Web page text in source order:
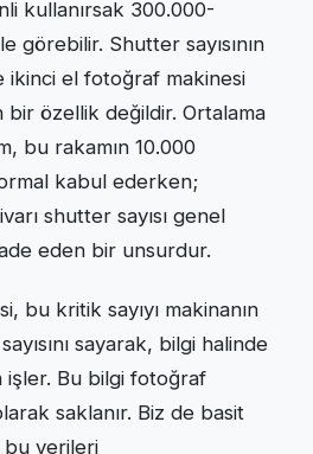
kullanırsak 300.000-
görebilir. Shutter sayısının
ikinci el fotoğraf makinesi
bir özellik değildir. Ortalama
bu rakamın 10.000
kabul ederken;
shutter sayısı genel
eden bir unsurdur.
bu kritik sayıyı makinanın
sayarak, bilgi halinde
işler. Bu bilgi fotoğraf
saklanır. Biz de basit
bu verileri